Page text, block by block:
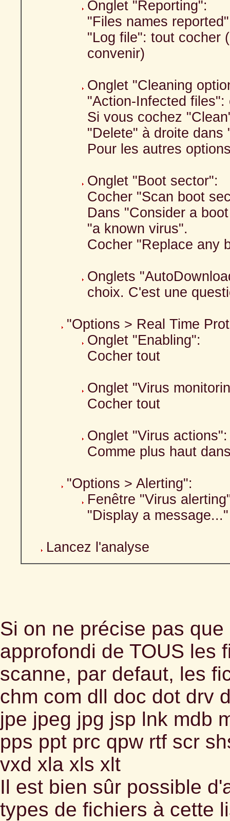
Onglet "Reporting":
"Files names
"Log file": tout cocher
convenir)
Onglet "Cleaning
"Action-Infected
Si vous cochez
"Delete" à droite dans
Pour les autres
Onglet "Boot sector":
Cocher "Scan boot
Dans "Consider a
"a known virus".
Cocher "Replace any
Onglets
choix. C'est une
"Options > Real Time
Onglet "Enabling":
Cocher tout
Onglet "Virus
Cocher tout
Onglet "Virus actions":
Comme plus haut
"Options > Alerting":
Fenêtre "Virus
"Display a message..."
Lancez l'analyse
Si on ne précise pas
approfondi de TOUS les
scanne, par defaut, les
chm com dll doc dot drv
jpe jpeg jpg jsp lnk mdb
pps ppt prc qpw rtf scr
vxd xla xls xlt
Il est bien sûr possible
types de fichiers à cette